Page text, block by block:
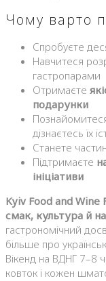
Чому варто
Спробуєте
Навчитеся
гастропарами
Отримаєте
подарунки
дізнаєтесь їх
Станете
Підтримаєте
ініціативи
Kyiv Food and Wine
смак, культура й
гастрономічний
більше про
Вікенд на ВДНГ 7–8
ковток і кожен